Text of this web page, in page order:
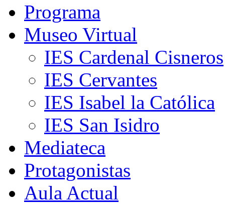
Programa
Museo Virtual
IES Cardenal Cisneros
IES Cervantes
IES Isabel la Católica
IES San Isidro
Mediateca
Protagonistas
Aula Actual